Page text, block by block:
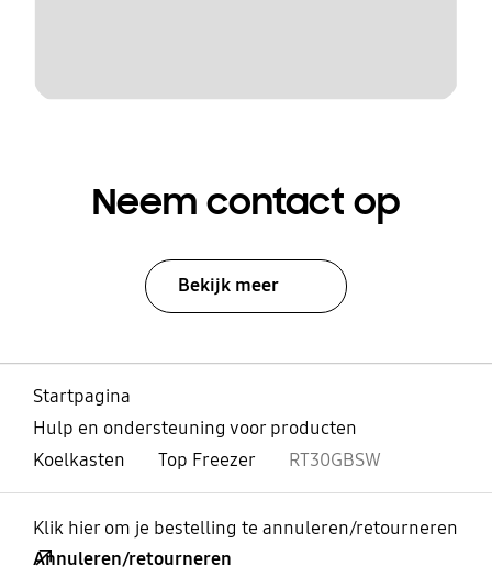
Neem contact op
Bekijk meer
Startpagina
Hulp en ondersteuning voor producten
Koelkasten
Top Freezer RT30GBSW
Klik hier om je bestelling te annuleren/retourneren
Annuleren/retourneren